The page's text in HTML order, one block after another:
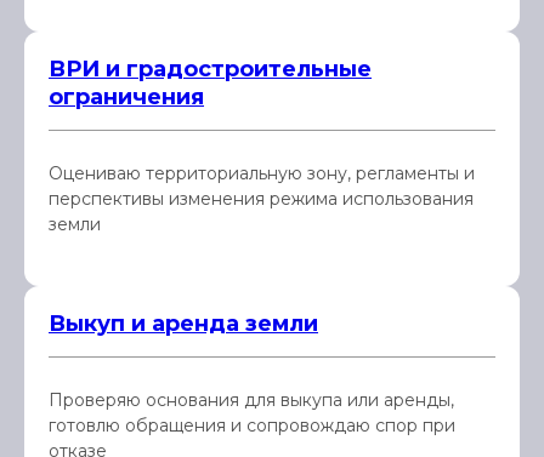
ВРИ и градостроительные
ограничения
Оцениваю территориальную зону, регламенты и
перспективы изменения режима использования
земли
Выкуп и аренда земли
Проверяю основания для выкупа или аренды,
готовлю обращения и сопровождаю спор при
отказе